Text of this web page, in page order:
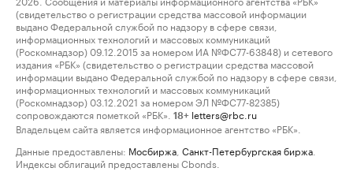
(свидетельство о регистрации средства массовой информации
выдано Федеральной службой по надзору в сфере связи,
информационных технологий и массовых коммуникаций
(Роскомнадзор) 09.12.2015 за номером ИА №ФС77-63848) и сетевого
издания «РБК» (свидетельство о регистрации средства массовой
информации выдано Федеральной службой по надзору в сфере связи,
информационных технологий и массовых коммуникаций
(Роскомнадзор) 03.12.2021 за номером ЭЛ №ФС77-82385)
сопровождаются пометкой «РБК».
18+ letters@rbc.ru
Владельцем сайта является информационное агентство «РБК».
Данные предоставлены: Мосбиржа Санкт-Петербургская биржа
Индексы облигаций предоставлены Cbonds.